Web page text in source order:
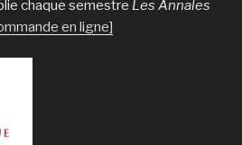
chaque semestre Les Annales
en ligne]